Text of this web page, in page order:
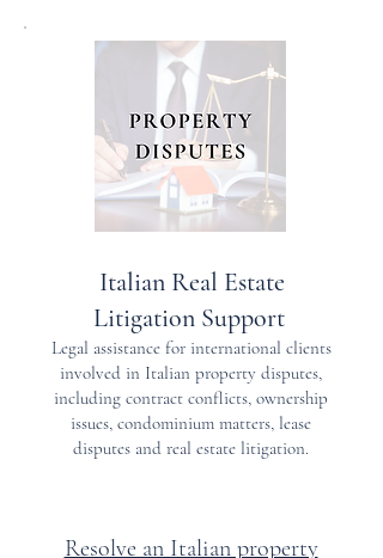
Italian Real Estate
Litigation Support
Legal assistance for international clients
involved in Italian property disputes,
including contract conflicts, ownership
issues, condominium matters, lease
disputes and real estate litigation.
Resolve an Italian property